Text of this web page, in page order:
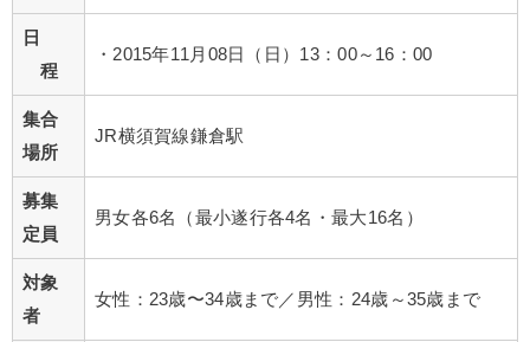
日
程
・2015年11月08日（日）13：00～16：00
集合
場所
JR横須賀線鎌倉駅
募集
定員
男女各6名（最小遂行各4名・最大16名）
対象
者
女性：23歳〜34歳まで／男性：24歳～35歳まで